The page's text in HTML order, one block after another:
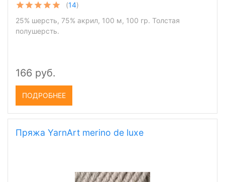
(14)
25% шерсть, 75% акрил, 100 м, 100 гр. Толстая
полушерсть.
166 руб.
ПОДРОБНЕЕ
Пряжа YarnArt merino de luxe